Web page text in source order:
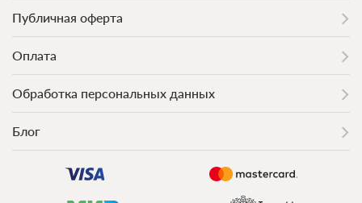
Публичная оферта
Оплата
Обработка персональных данных
Блог